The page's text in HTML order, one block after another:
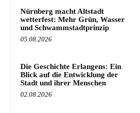
Nürnberg macht Altstadt
wetterfest: Mehr Grün, Wasser
und Schwammstadtprinzip
05.08.2026
Die Geschichte Erlangens: Ein
Blick auf die Entwicklung der
Stadt und ihrer Menschen
02.08.2026